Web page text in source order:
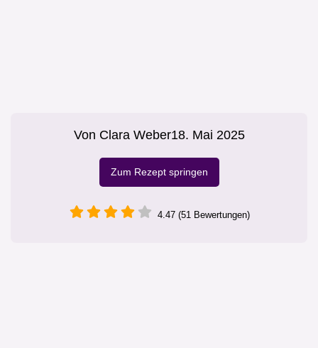
Von Clara Weber18. Mai 2025
Zum Rezept springen
4.47 (51 Bewertungen)